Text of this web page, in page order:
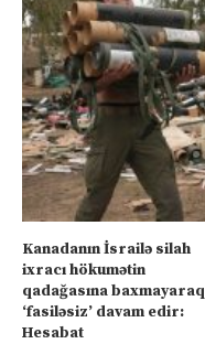
Kanadanın İsrailə silah
ixracı hökumətin
qadağasına baxmayaraq
‘fasiləsiz’ davam edir:
Hesabat